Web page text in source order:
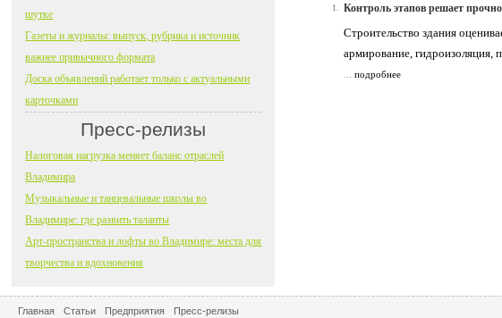
1. Контроль этапов решает
Строительство здания
армирование,
подробнее
шутке
Газеты и журналы: выпуск, рубрика и источник
важнее привычного формата
Доска объявлений работает только с актуальными
карточками
Пресс-релизы
Налоговая нагрузка меняет баланс отраслей
Владимира
Музыкальные и танцевальные школы во
Владимире: где развить таланты
Арт-пространства и лофты во Владимире: места для
творчества и вдохновения
Главная Статьи Предприятия Пресс-релизы